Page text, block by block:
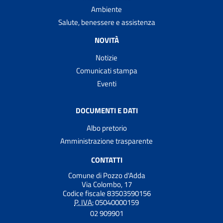
Ambiente
Salute, benessere e assistenza
NOVITÀ
Notizie
Comunicati stampa
Eventi
DOCUMENTI E DATI
Albo pretorio
Amministrazione trasparente
CONTATTI
Comune di Pozzo d'Adda
Via Colombo, 17
Codice fiscale 83503590156
P. IVA:05040000159
02 909901